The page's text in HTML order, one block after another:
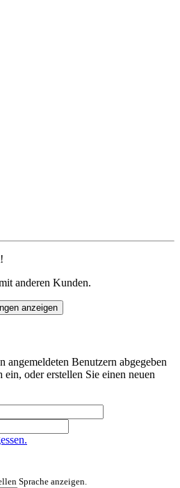
anderen Kunden.
anzeigen
Benutzern abgegeben
oder erstellen Sie einen neuen
Sprache anzeigen.